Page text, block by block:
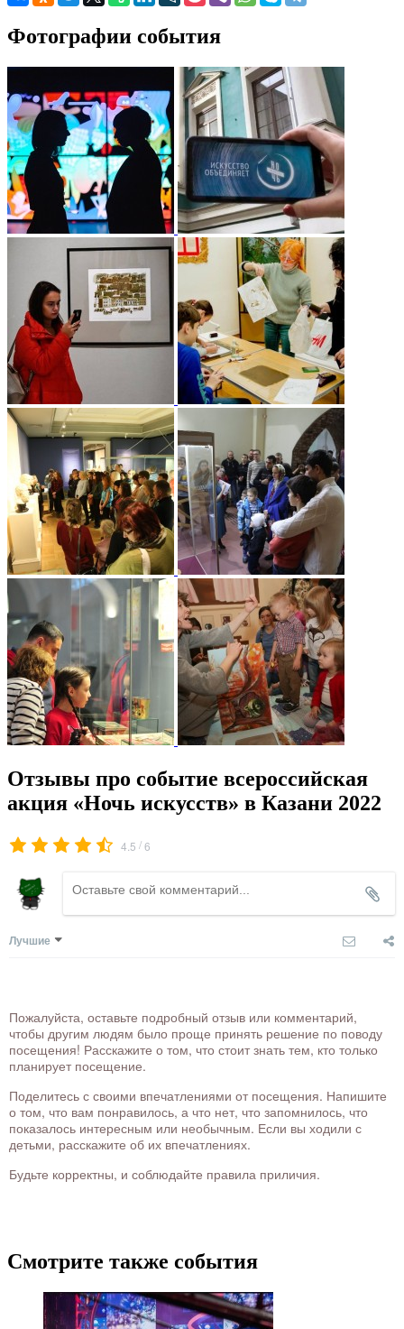
Фотографии события
Отзывы про событие всероссийская
акция «Ночь искусств» в Казани 2022
4.5 /6
Лучшие
Пожалуйста, оставьте подробный отзыв или комментарий,
чтобы другим людям было проще принять решение по поводу
посещения! Расскажите о том, что стоит знать тем, кто только
планирует посещение.
Поделитесь с своими впечатлениями от посещения. Напишите
о том, что вам понравилось, а что нет, что запомнилось, что
показалось интересным или необычным. Если вы ходили с
детьми, расскажите об их впечатлениях.
Будьте корректны, и соблюдайте правила приличия.
Смотрите также события